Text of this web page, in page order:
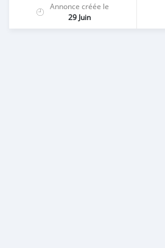
Annonce créée le
29 Juin